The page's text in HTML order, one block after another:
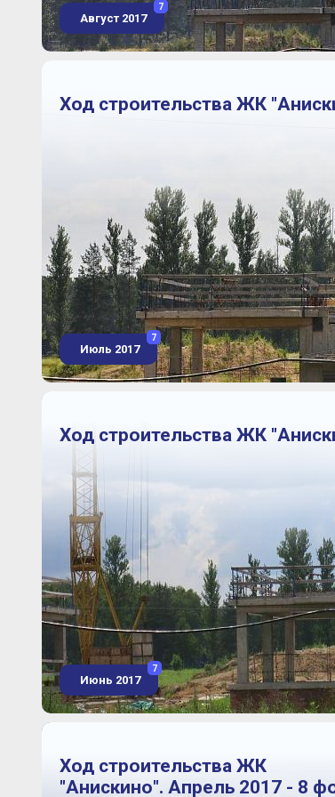
Август 2017
7
Ход строительства ЖК
Июль 2017
7
Ход строительства ЖК
Июнь 2017
7
Ход строительства ЖК
"Анискино". Апрель 2017 - 8